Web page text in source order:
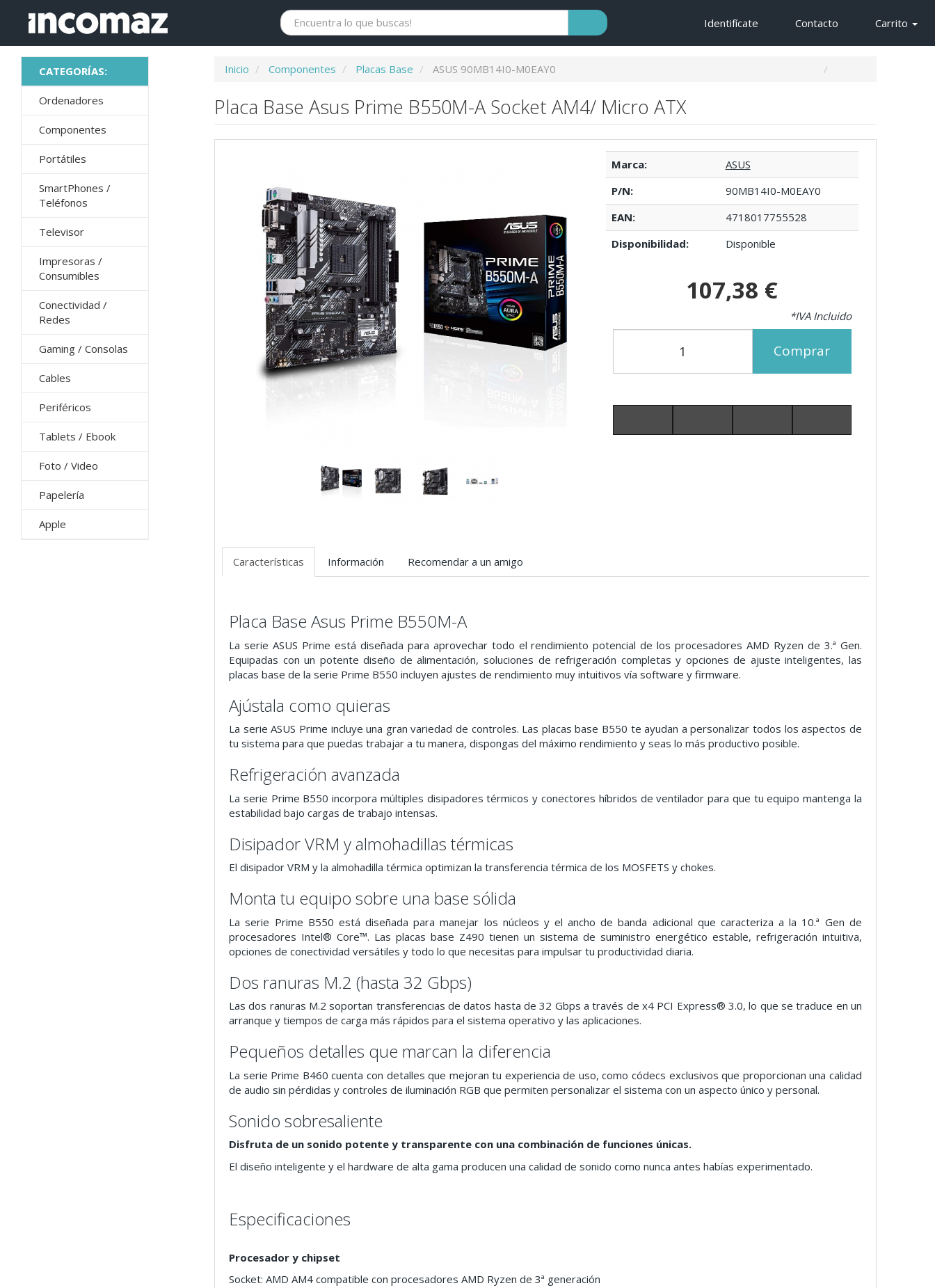
Identifícate Contacto Carrito
Ordenadores
Componentes
Portátiles
SmartPhones /
Teléfonos
Televisor
Impresoras /
Consumibles
Conectividad /
Redes
Gaming / Consolas
Cables
Periféricos
Tablets / Ebook
Foto / Video
Papelería
Apple
Inicio Componentes Placas Base ASUS 90MB14I0-M0EAY0
Placa Base Asus Prime B550M-A Socket AM4/ Micro ATX
Marca:
ASUS
P/N:
90MB14I0-M0EAY0
EAN:
4718017755528
Disponibilidad:
Disponible
107,38 €
*IVA Incluido
Comprar
Características Información Recomendar a un amigo
Placa Base Asus Prime B550M-A
La serie ASUS Prime está diseñada para aprovechar todo el rendimiento potencial de los procesadores AMD Ryzen de 3.ª Gen.
Equipadas con un potente diseño de alimentación, soluciones de refrigeración completas y opciones de ajuste inteligentes, las
placas base de la serie Prime B550 incluyen ajustes de rendimiento muy intuitivos vía software y firmware.
Ajústala como quieras
La serie ASUS Prime incluye una gran variedad de controles. Las placas base B550 te ayudan a personalizar todos los aspectos de
tu sistema para que puedas trabajar a tu manera, dispongas del máximo rendimiento y seas lo más productivo posible.
Refrigeración avanzada
La serie Prime B550 incorpora múltiples disipadores térmicos y conectores híbridos de ventilador para que tu equipo mantenga la
estabilidad bajo cargas de trabajo intensas.
Disipador VRM y almohadillas térmicas
El disipador VRM y la almohadilla térmica optimizan la transferencia térmica de los MOSFETS y chokes.
Monta tu equipo sobre una base sólida
La serie Prime B550 está diseñada para manejar los núcleos y el ancho de banda adicional que caracteriza a la 10.ª Gen de
procesadores Intel® Core™. Las placas base Z490 tienen un sistema de suministro energético estable, refrigeración intuitiva,
opciones de conectividad versátiles y todo lo que necesitas para impulsar tu productividad diaria.
Dos ranuras M.2 (hasta 32 Gbps)
Las dos ranuras M.2 soportan transferencias de datos hasta de 32 Gbps a través de x4 PCI Express® 3.0, lo que se traduce en un
arranque y tiempos de carga más rápidos para el sistema operativo y las aplicaciones.
Pequeños detalles que marcan la diferencia
La serie Prime B460 cuenta con detalles que mejoran tu experiencia de uso, como códecs exclusivos que proporcionan una calidad
de audio sin pérdidas y controles de iluminación RGB que permiten personalizar el sistema con un aspecto único y personal.
Sonido sobresaliente
Disfruta de un sonido potente y transparente con una combinación de funciones únicas.
El diseño inteligente y el hardware de alta gama producen una calidad de sonido como nunca antes habías experimentado.
Especificaciones
Procesador y chipset
Socket: AMD AM4 compatible con procesadores AMD Ryzen de 3ª generación